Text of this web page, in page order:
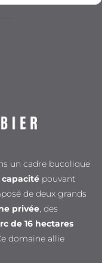
un cadre bucolique
pouvant
de deux grands
privée, des
de 16 hectares
domaine allie